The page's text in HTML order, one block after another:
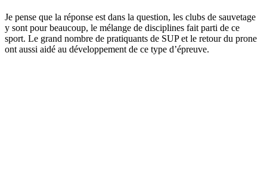
Je pense que la réponse est dans la question, les clubs de sauvetage
y sont pour beaucoup, le mélange de disciplines fait parti de ce
sport. Le grand nombre de pratiquants de SUP et le retour du prone
ont aussi aidé au développement de ce type d’épreuve.